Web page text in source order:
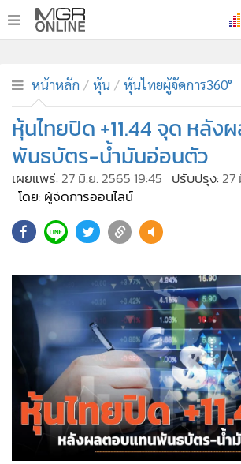
• ทันเหตุการณ์
• ภาคใต้
• ภูมิภาค
• Online Section
• บันเทิง
ผู้จัดการรายวัน
• คอลัมนิสต์
• CbizReview
• Cyber BIZ
ผู้จัดกวน
•
Good health & Well-being
Green Innovation & SD
Management & HR
MGR Live
Infographic
หน้าหลัก หุ้น หุ้นไทยผู้จัดการ360°
หุ้นไทยปิด +11.44 จุด หลัง
พันธบัตร-น้ำมันอ่อนตัว
เผยแพร่: 27 มิ.ย. 2565 19:45 ปรับปรุง: 27
โดย: ผู้จัดการออนไลน์